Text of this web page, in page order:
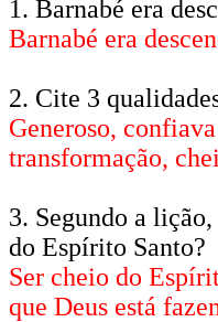
1. Barnabé era
Barnabé era
2. Cite 3
Generoso,
transformação,
3. Segundo a
do Espírito Santo?
Ser cheio do
que Deus está